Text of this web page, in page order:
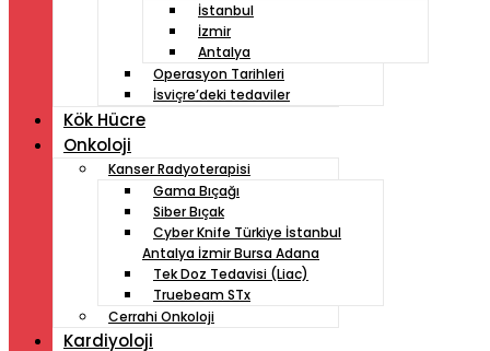
İstanbul
İzmir
Antalya
Operasyon Tarihleri
İsviçre’deki tedaviler
Kök Hücre
Onkoloji
Kanser Radyoterapisi
Gama Bıçağı
Siber Bıçak
Cyber ​​Knife Türkiye İstanbul
Antalya İzmir Bursa Adana
Tek Doz Tedavisi (Liac)
Truebeam STx
Cerrahi Onkoloji
Kardiyoloji